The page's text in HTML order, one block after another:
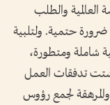
العالمية والطلب
حتمية. ولتلبية
شاملة ومتطورة،
تدفقات العمل
والمرهقة لجمع رؤوس